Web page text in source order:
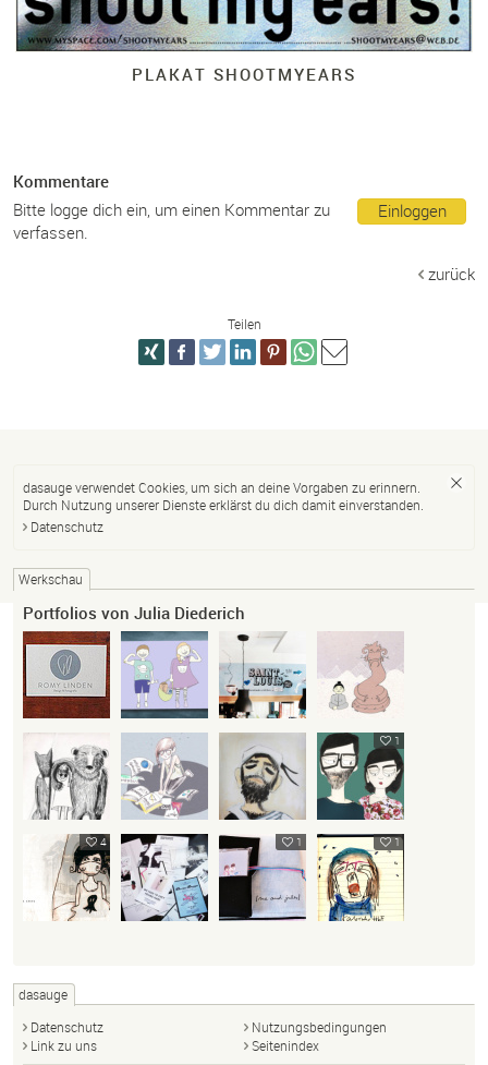
PLAKAT SHOOTMYEARS
Kommentare
Einloggen
Bitte logge dich ein, um einen Kommentar zu
verfassen.
zurück
Teilen
dasauge verwendet Cookies, um sich an deine Vorgaben zu erinnern.
Durch Nutzung unserer Dienste erklärst du dich damit einverstanden.
Datenschutz
Werkschau
Portfolios von Julia Diederich
1
4 1 1
dasauge
Datenschutz
Nutzungsbedingungen
Link zu uns
Seitenindex